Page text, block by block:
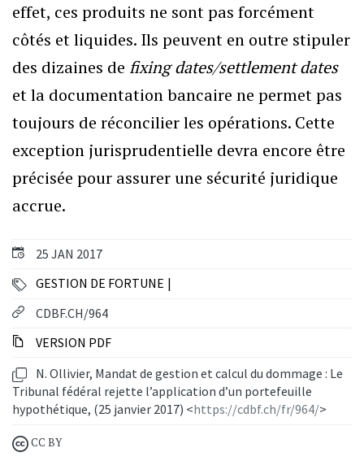
25 JAN 2017
GESTION DE FORTUNE
CDBF.CH/964
VERSION PDF
N. Ollivier, Mandat de gestion et calcul du dommage : Le
Tribunal fédéral rejette l’application d’un portefeuille
hypothétique, (25 janvier 2017) <https://cdbf.ch/fr/964/>
CC BY
effet, ces produits ne sont pas forcément
côtés et liquides. Ils peuvent en outre stipuler
des dizaines de fixing dates/settlement dates
et la documentation bancaire ne permet pas
toujours de réconcilier les opérations. Cette
exception jurisprudentielle devra encore être
précisée pour assurer une sécurité juridique
accrue.